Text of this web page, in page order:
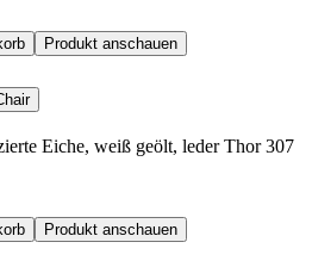
Produkt anschauen
Eiche, weiß geölt, leder Thor 307
Produkt anschauen